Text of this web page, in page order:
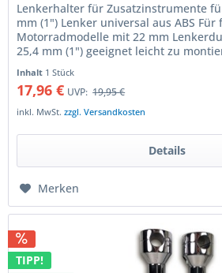
Lenkerhalter für Zusatzinstrumente
mm (1") Lenker universal aus ABS Für
Motorradmodelle mit 22 mm
25,4 mm (1") geeignet leicht zu
Inhalt 1 Stück
17,96 € UVP: 19,95 €
inkl. MwSt.zzgl. Versandkosten
Details
Merken
TIPP!